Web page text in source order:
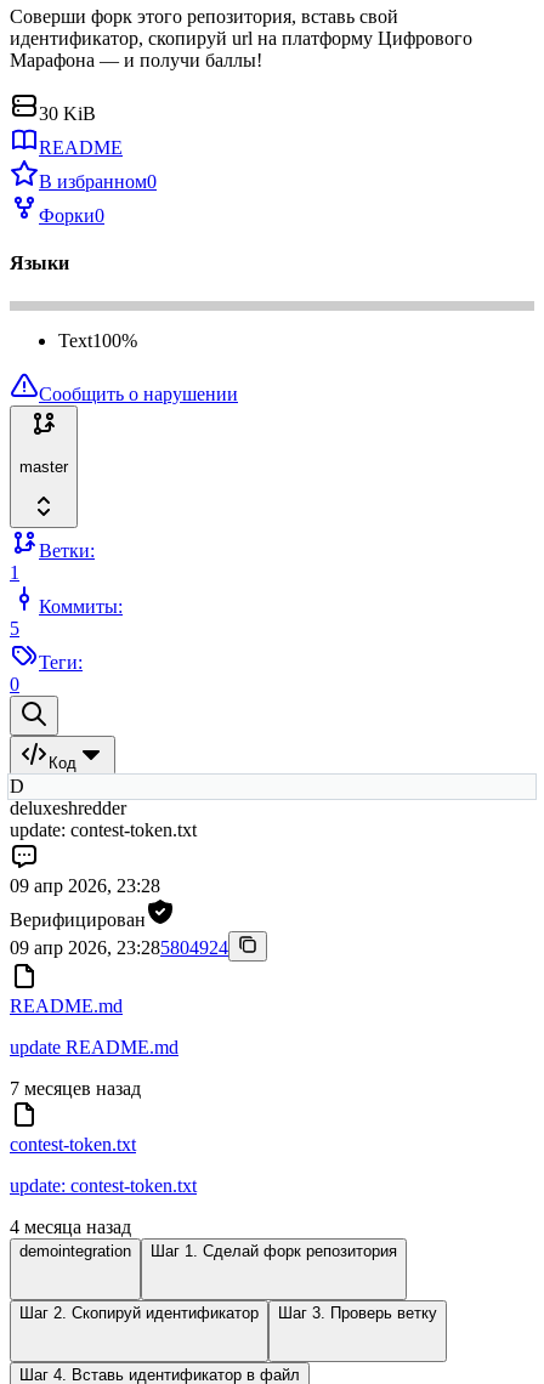
Соверши форк этого репозитория, вставь свой
идентификатор, скопируй url на платформу Цифрового
Марафона — и получи баллы!
30 KiB
README
В избранном0
Форки0
Языки
Text100%
Сообщить о нарушении
master
Ветки:
1
Коммиты:
5
Теги:
0
Код
D
deluxeshredder
update: contest-token.txt
09 апр 2026, 23:28
Верифицирован
09 апр 2026, 23:285804924
README.md
update README.md
7 месяцев назад
contest-token.txt
update: contest-token.txt
4 месяца назад
demointegration Шаг 1. Сделай форк репозитория
Шаг 2. Скопируй идентификатор Шаг 3. Проверь ветку
Шаг 4. Вставь идентификатор в файл